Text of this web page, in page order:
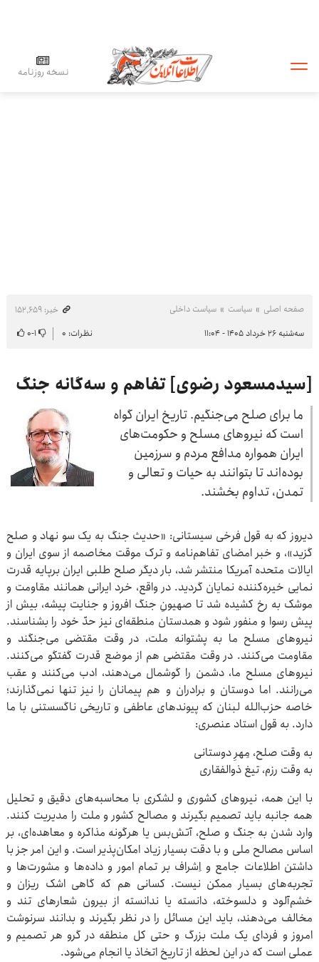
نسخه روزنامه
صفحه اصلی سیاست سیاست داخلی
خبر: ۱۵۲٬۶۵۹
سه‌شنبه ۲۶ خرداد ۱۴۰۵ - ۱۱:۰۴
نظرات: ۰ ۱-۰
[سیدمسعود رضوی] تفاهم و سه‌گانه جنگ
ما برای صلح می‌جنگیم. تاریخ ایران گواه
است که نیروهای مسلح و حکومت‌های
ایران همواره مدافع مردم و سرزمین
بوده‌اند تا بتوانند به حیات و تعالی و
تمدن، تداوم بخشند.
دیروز که به قول فرخی سیستانی: «حدیث جنگ به یک سو نهاد و صلح
گزید»، و خبر امضای تفاهم‌نامه و ترک موقت مخاصمه از سوی ایران و
ایالات متحده آمریکا منتشر شد، بار دیگر صلح طلبی ایران برپایه قدرت
نمایی خیره‌کننده نمایان گردید. در واقع، خرد ایرانی همانند مقاومت و
موشک به رخ کشیده شد تا صهیونِ جنگ افروز و جنایت پیشه، بیش از
پیش رسوا و منفور شود و همدستان منطقه‌ای نیز حدّ خود را بشناسند.
نیروهای مسلح ما به پشتوانه ملت، در وقت مقتضی می‌جنگند و
مقاومت می‌کنند. در وقت مقتضی هم از موضع قدرت گفتگو می‌کنند.
نیروهای مسلح ما، دشمن را گوشمال می‌دهند، ادب می‌کنند و عقب
می‌رانند. اما دوستان و برادران و هم پیمانان را نیز تنها نمی‌گذارند؛
خاصه حزب‌الله لبنان که پیوندهای عاطفی و تاریخی ناگسستنی با ما
دارد. به قول استاد عنصری:
به وقت صلح، مِهرِ دوستانی
به وقت رزم، تیغ ذوالفقاری
با این همه، نیروهای کشوری و لشکری با محاسبه‌های دقیق و تحلیل
همه جانبه باید تصمیم بگیرند و مصالح کشور و ملت را مدیریت کنند.
وارد شدن به جنگ و صلح، آتش‌بس یا هرگونه مذاکره و معاهده‌ای، بر
اساس مصالح ملی و با دقت بسیار زیاد امکان‌پذیر است. و این امر جز با
داشتن اطلاعات جامع و اِشراف بر تمام امور و داده‌ها و مشورت‌ها و
تجربه‌های بسیار ممکن نیست. کسانی هم که گاهی اشک ریزان و
خشم‌آلود و دلسوخته، دانسته یا ندانسته از بیرون شعارهای تند و
مخالف می‌دهند، باید این مسائل را در نظر بگیرند و بدانند سرنوشت
امروز و فردای یک ملت بزرگ و حتی کل منطقه در گرو هر تصمیم و
عملی است که در این لحظه از تاریخ اتخاذ یا انجام می‌شود.